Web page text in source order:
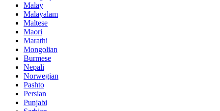
Malay
Malayalam
Maltese
Maori
Marathi
Mongolian
Burmese
Nepali
Norwegian
Pashto
Persian
Punjabi